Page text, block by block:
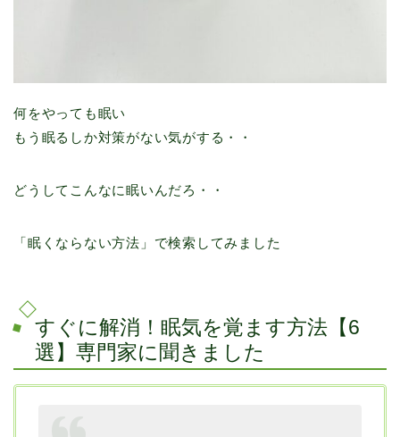
何をやっても眠い
もう眠るしか対策がない気がする・・
どうしてこんなに眠いんだろ・・
「眠くならない方法」で検索してみました
すぐに解消！眠気を覚ます方法【6
選】専門家に聞きました